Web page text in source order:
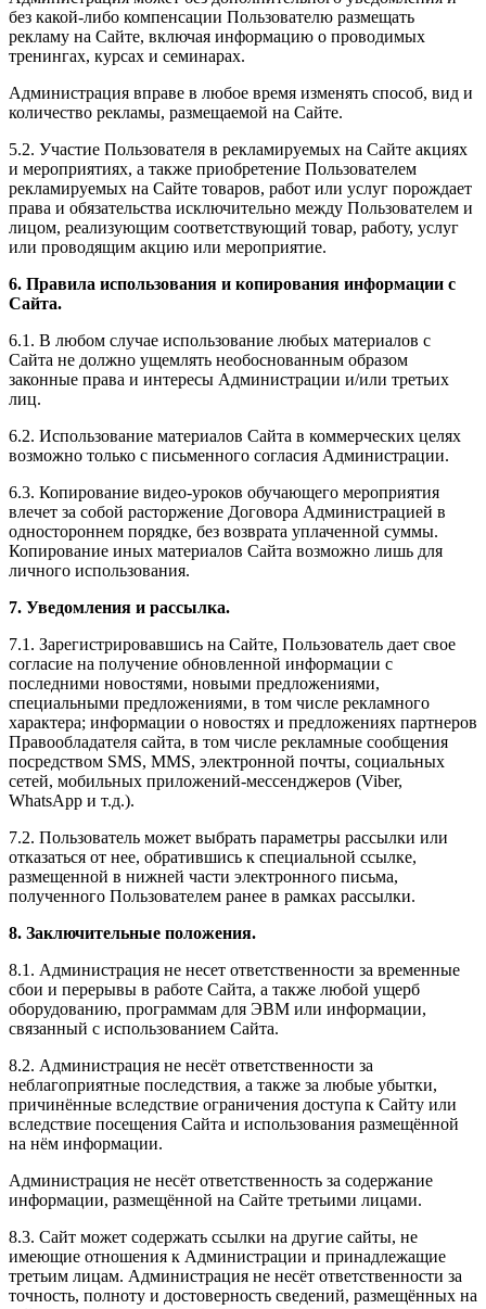
без какой-либо компенсации Пользователю размещать
рекламу на Сайте, включая информацию о проводимых
тренингах, курсах и семинарах.
Администрация вправе в любое время изменять способ, вид и
количество рекламы, размещаемой на Сайте.
5.2. Участие Пользователя в рекламируемых на Сайте акциях
и мероприятиях, а также приобретение Пользователем
рекламируемых на Сайте товаров, работ или услуг порождает
права и обязательства исключительно между Пользователем и
лицом, реализующим соответствующий товар, работу, услуг
или проводящим акцию или мероприятие.
6. Правила использования и копирования информации с
Сайта.
6.1. В любом случае использование любых материалов с
Сайта не должно ущемлять необоснованным образом
законные права и интересы Администрации и/или третьих
лиц.
6.2. Использование материалов Сайта в коммерческих целях
возможно только с письменного согласия Администрации.
6.3. Копирование видео-уроков обучающего мероприятия
влечет за собой расторжение Договора Администрацией в
одностороннем порядке, без возврата уплаченной суммы.
Копирование иных материалов Сайта возможно лишь для
личного использования.
7. Уведомления и рассылка.
7.1. Зарегистрировавшись на Сайте, Пользователь дает свое
согласие на получение обновленной информации с
последними новостями, новыми предложениями,
специальными предложениями, в том числе рекламного
характера; информации о новостях и предложениях партнеров
Правообладателя сайта, в том числе рекламные сообщения
посредством SMS, MMS, электронной почты, социальных
сетей, мобильных приложений-мессенджеров (Viber,
WhatsApp и т.д.).
7.2. Пользователь может выбрать параметры рассылки или
отказаться от нее, обратившись к специальной ссылке,
размещенной в нижней части электронного письма,
полученного Пользователем ранее в рамках рассылки.
8. Заключительные положения.
8.1. Администрация не несет ответственности за временные
сбои и перерывы в работе Сайта, а также любой ущерб
оборудованию, программам для ЭВМ или информации,
связанный с использованием Сайта.
8.2. Администрация не несёт ответственности за
неблагоприятные последствия, а также за любые убытки,
причинённые вследствие ограничения доступа к Сайту или
вследствие посещения Сайта и использования размещённой
на нём информации.
Администрация не несёт ответственность за содержание
информации, размещённой на Сайте третьими лицами.
8.3. Сайт может содержать ссылки на другие сайты, не
имеющие отношения к Администрации и принадлежащие
третьим лицам. Администрация не несёт ответственности за
точность, полноту и достоверность сведений, размещённых на